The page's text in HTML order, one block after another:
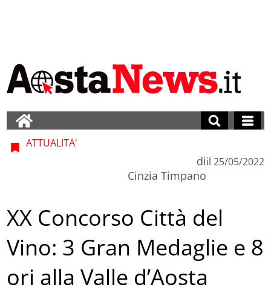
ATTUALITA'
di
Cinzia Timpano
il 25/05/2022
XX Concorso Città del
Vino: 3 Gran Medaglie e 8
ori alla Valle d’Aosta